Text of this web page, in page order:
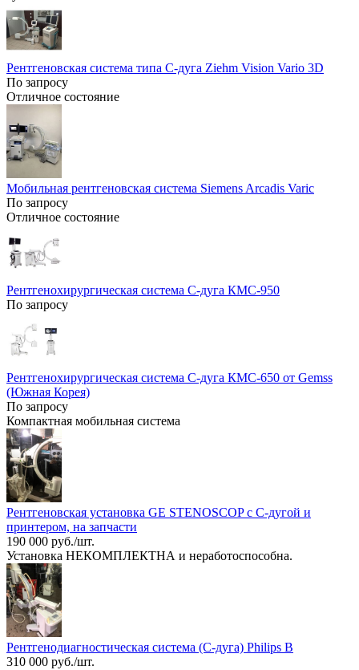
Рентгеновская система типа С-дуга Ziehm Vision Vario 3D
По запросу
Отличное состояние
Мобильная рентгеновская система Siemens Arcadis Varic
По запросу
Отличное состояние
Рентгенохирургическая система С-дуга КМС-950
По запросу
Рентгенохирургическая система С-дуга КМС-650 от Gemss
(Южная Корея)
По запросу
Компактная мобильная система
Рентгеновская установка GE STENOSCOP с С-дугой и
принтером, на запчасти
190 000 руб./шт.
Установка НЕКОМПЛЕКТНА и неработоспособна.
Рентгенодиагностическая система (С-дуга) Philips B
310 000 руб./шт.